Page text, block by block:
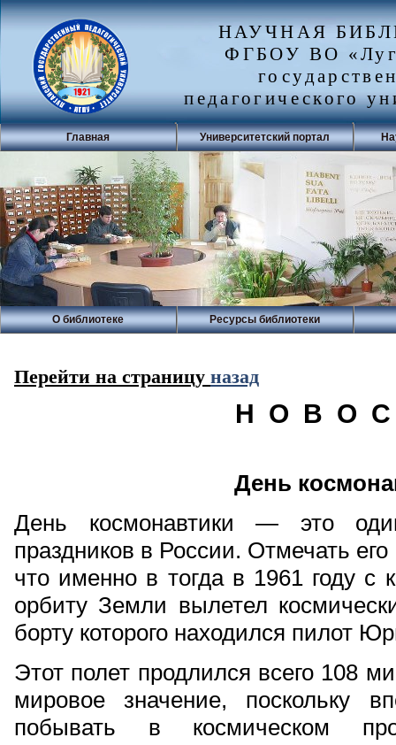
НАУЧНАЯ
ФГБОУ ВО
педагогического
Главная Университетский портал
О библиотеке Ресурсы библиотеки
Перейти на страницу назад
Н О В О
День
День космонавтики — это
праздников в России. Отмечать
что именно в тогда в 1961 году с
орбиту Земли вылетел
борту которого находился пилот
Этот полет продлился всего 108
мировое значение, поскольку
побывать в космическом